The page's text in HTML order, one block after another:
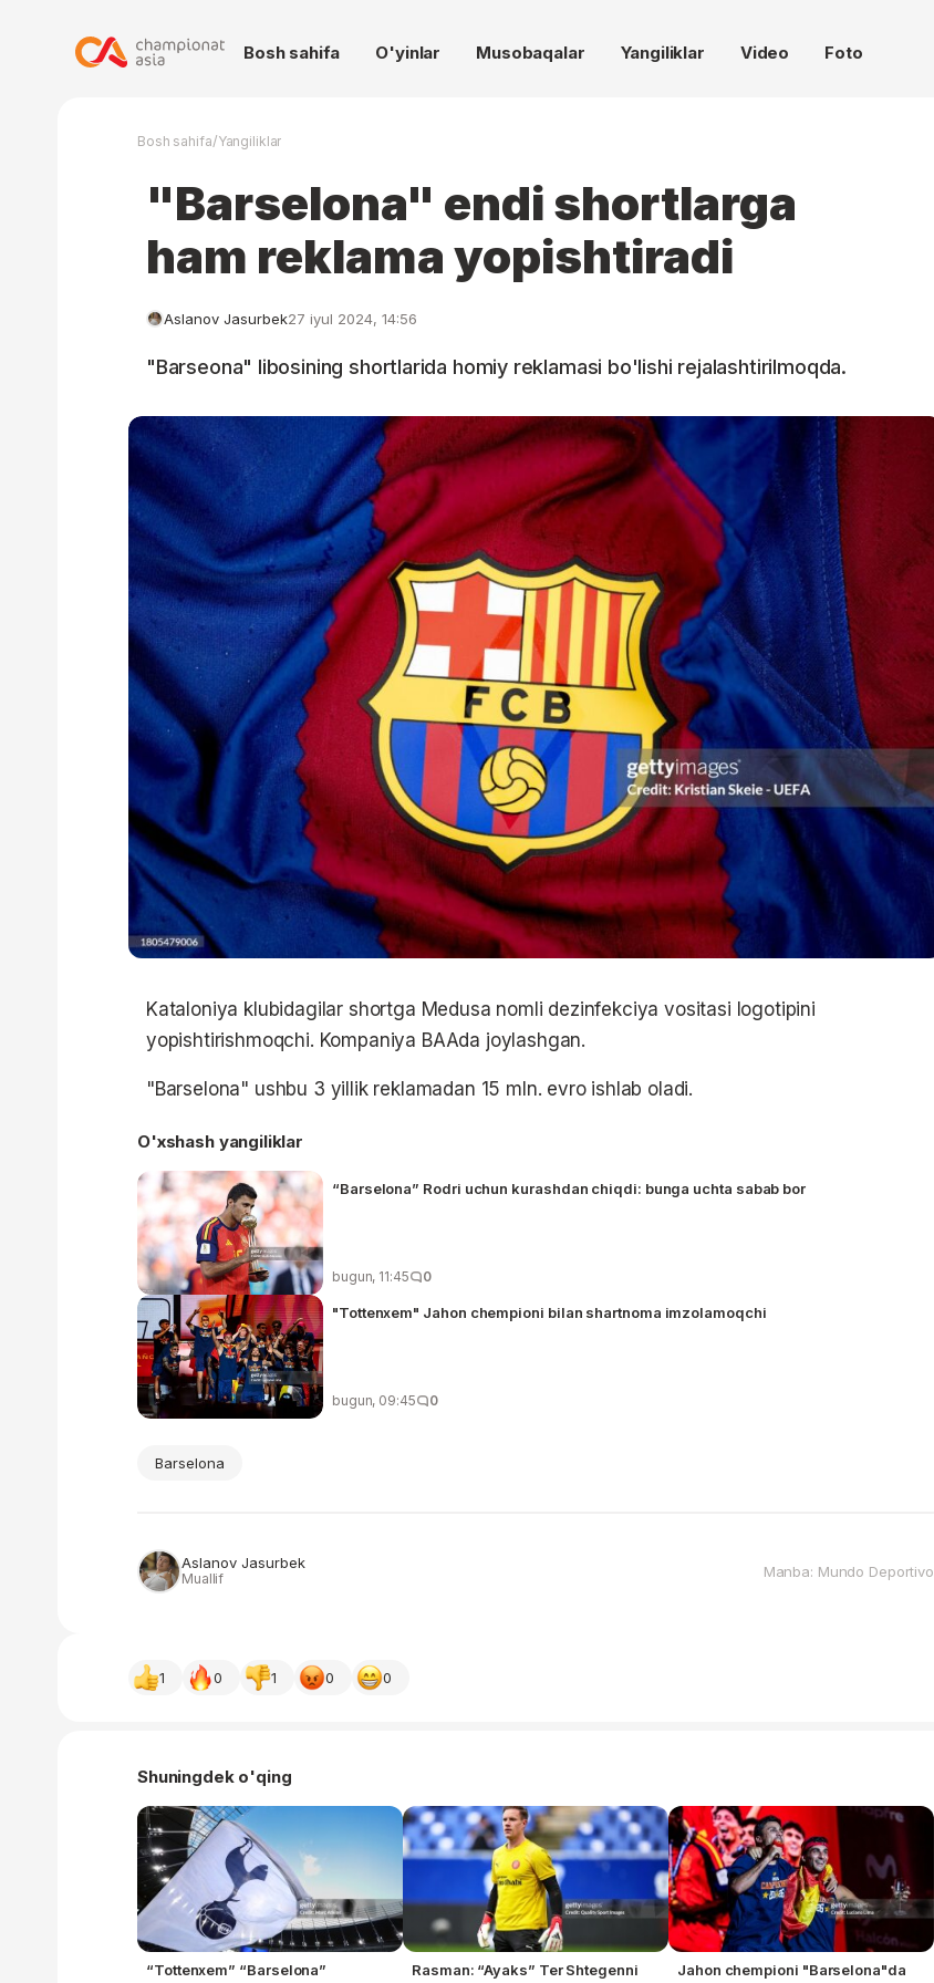
Bosh sahifa O'yinlar Musobaqalar Yangiliklar Video Foto
Bosh sahifa/Yangiliklar
"Barselona" endi shortlarga
ham reklama yopishtiradi
Aslanov Jasurbek27 iyul 2024, 14:56
"Barseona" libosining shortlarida homiy reklamasi bo'lishi rejalashtirilmoqda.
Kataloniya klubidagilar shortga Medusa nomli dezinfekciya vositasi logotipini
yopishtirishmoqchi. Kompaniya BAAda joylashgan.
"Barselona" ushbu 3 yillik reklamadan 15 mln. evro ishlab oladi.
O'xshash yangiliklar
“Barselona” Rodri uchun kurashdan chiqdi: bunga uchta sabab bor
bugun, 11:45 0
"Tottenxem" Jahon chempioni bilan shartnoma imzolamoqchi
bugun, 09:45 0
Barselona
Aslanov Jasurbek
Muallif Manba: Mundo Deportivo
1 0 1 0 0
Shuningdek o'qing
“Tottenxem” “Barselona”
Rasman: “Ayaks” Ter Shtegenni
Jahon chempioni "Barselona"da